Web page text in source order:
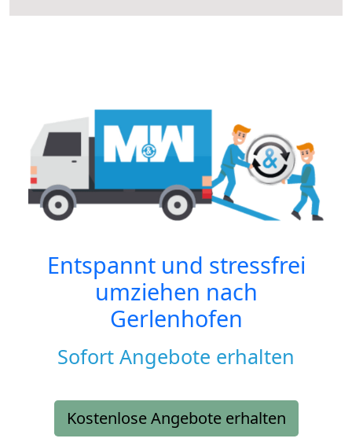
Entspannt und stressfrei
umziehen nach
Gerlenhofen
Sofort Angebote erhalten
Kostenlose Angebote erhalten